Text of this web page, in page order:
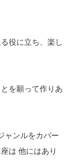
役に立ち、楽し
を願って作りあ
ャンルをカバー
は 他にはあり